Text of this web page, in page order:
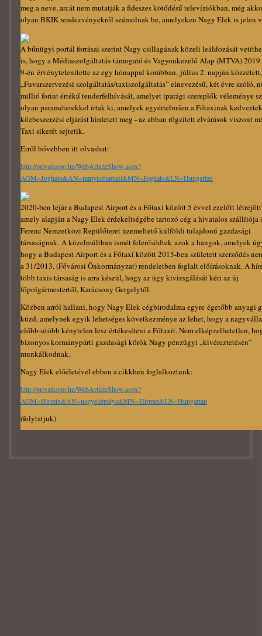
meg a neve, arcát nem mutatják a fideszes kötődésű televíziókban, még
olyan BKIK rendezvényekről számolnak be, amelyeken Nagy Elek is jelen
A bűnügyi portál forrásai szerint Nagy csillagának közeli leáldozását
is, hogy a Médiaszolgáltatás-támogató és Vagyonkezelő Alap (MTVA)
9-én érvénytelenítette az egy hónappal korábban, július 2. napján közzétett,
„Fuvarszervezési szolgáltatás/taxiszolgáltatás” elnevezésű, két évre szóló,
millió forint értékű tenderfelhívását, amelyet iparági szereplők véleménye
olyan paraméterekkel írtak ki, amelyek egyértelműen a Főtaxinak
közbeszerzési eljárást hirdetett meg - az abban rögzített elvárások viszont
Taxi sikerét sejtetik.
Erről bővebben itt olvashat:
http://privatkopo.hu/WebArticleShow.aspx?
AGM=Joghalo&AN=mutyisztantaxi&MN=Joghalo&LN=Hungarian
2020-ben lejár a Budapest Airport és a Főtaxi között 5 évvel ezelőtt létrejött
amely alapján a Nagy Elek érdekeltségébe tartozó cég a hivatalos szállítója
Ferenc Nemzetközi Repülőteret üzemeltető külföldi tulajdonú gazdasági
társaságnak. A közelmúltban ismét felerősödtek azok a hangok, amelyek
hogy a Budapest Airport és a Főtaxi között 2015-ben született szerződés
a 31/2013. (Fővárosi Önkormányzat) rendeletben foglalt előírásoknak. A
több taxis társaság is arra készül, hogy az ügy kivizsgálását kéri az új
főpolgármestertől, Karácsony Gergelytől.
Közben arról hallani, hogy Nagy Elek cégbirodalma egyre égetőbb anyagi
küzd, amelynek egyik lehetséges következménye az lehet, hogy a
előbb-utóbb kénytelen lesz értékesíteni a Főtaxit. Nem elképzelhetetlen,
bizonyos kormánypárti gazdasági körök Nagy pénzügyi „kivéreztetésén”
munkálkodnak.
Nagy Elek előéletével ebben a cikkben foglalkoztunk:
http://privatkopo.hu/WebArticleShow.aspx?
AGM=Hirmix&AN=nagyeletpalya&MN=Hirmix&LN=Hungarian
(folytatjuk)